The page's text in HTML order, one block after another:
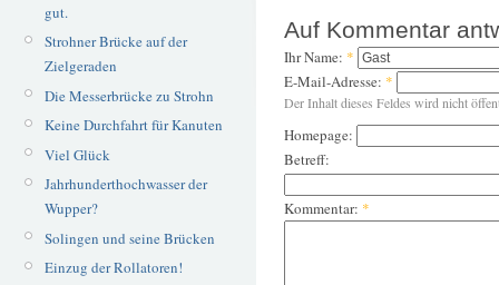
gut.
Strohner Brücke auf der
Zielgeraden
Die Messerbrücke zu Strohn
Keine Durchfahrt für Kanuten
Viel Glück
Jahrhunderthochwasser der
Wupper?
Solingen und seine Brücken
Einzug der Rollatoren!
Auf Kommentar
Ihr Name: *
E-Mail-Adresse: *
Der Inhalt dieses Feldes wird nicht
Homepage:
Betreff:
Kommentar: *